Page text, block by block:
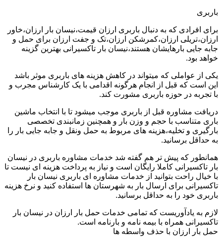
باربری
برای افرادی که به دنبال باربری ارزان قیمت،نیسان بار ارزان،خاور
ارزان،تریلی ارزان،کمرشکن ارزان،تک و جفت ارزان برای حمل و
جابه جایی بارهایشان هستند،نیسان بار تاکسیرانی بهترین گزینه
خواهد بود.
یکی از عواملی که میتواند در کاهش هزینه های باربری موثر باشد
این است که قبل از انجام هرگونه اقدامی با یک کارشناس مجرب و
با تجربه در حوزه باربری مشورت کند.
دریافت مشاوره قبل از باربری موجب میشود تا با انتخاب ماشین
باری متناسب با حجم و وزن بار و همچنین زمانبندی تخصصی
بارگیری و تخلیه،هزینه های مربوط به حمل ونقل و جابه جایی بار را
به حداقل برسانید.
همانطور که پیش تر هم گفته شد خدمات مشاوره باربری در نیسان
بار تاکسیرانی کاملا رایگان است و نیاز به پرداخت هزینه ای نیست تا
با خیال راحت بتوانید از خدمات مشاوره ای باربری نیسان بار
تاکسیرانی برای ارسال بار به شهرستان ها استفاده کنید و نرخ هزینه
باربری خود را به حداقل برسانید.
لازم به یادآوریست که تمامی خدمات حمل بار ارزان در نیسان بار
تاکسیرانی همراه با بیمه نامه و بارنامه است.
حمل بار ارزان با حذف واسطه ها